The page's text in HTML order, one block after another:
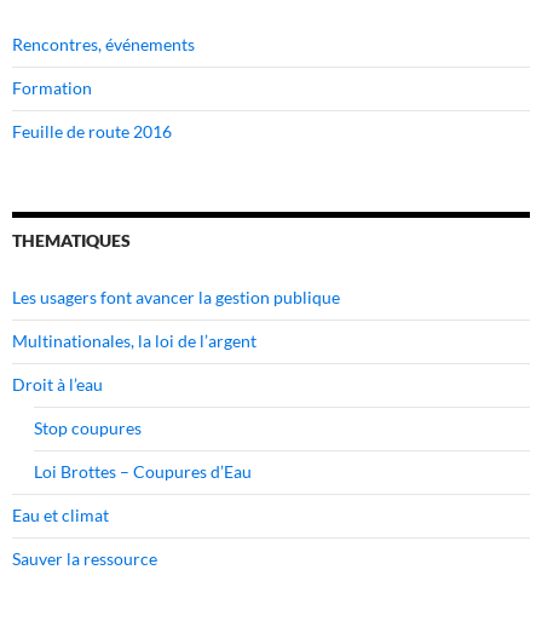
Rencontres, événements
Formation
Feuille de route 2016
THEMATIQUES
Les usagers font avancer la gestion publique
Multinationales, la loi de l’argent
Droit à l’eau
Stop coupures
Loi Brottes – Coupures d’Eau
Eau et climat
Sauver la ressource